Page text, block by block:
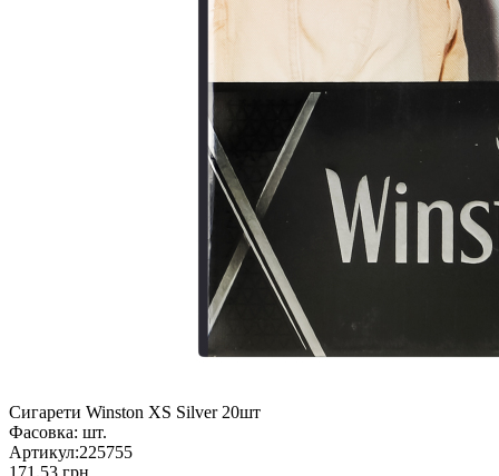
Сигарети Winston XS Silver 20шт
Фасовка: шт.
Артикул:225755
171.53 грн